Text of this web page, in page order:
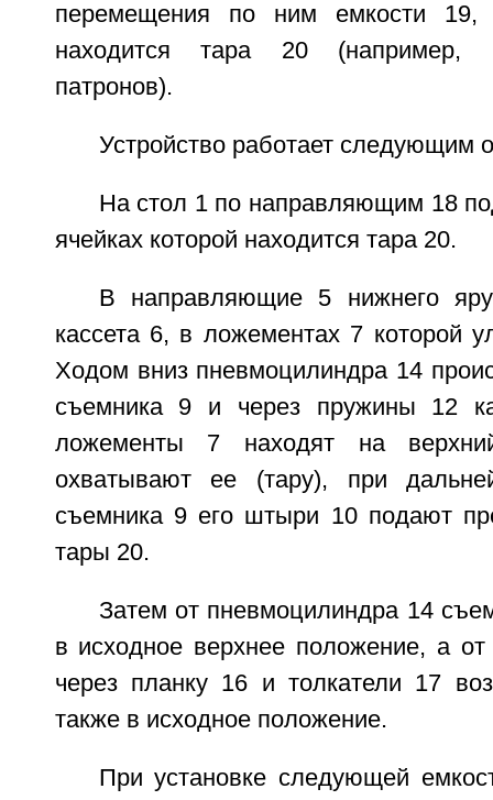
перемещения по ним емкости 19,
находится тара 20 (например,
патронов).
Устройство работает следующим
На стол 1 по направляющим 18
ячейках которой находится тара 20.
В направляющие 5 нижнего
кассета 6, в ложементах 7 которой
Ходом вниз пневмоцилиндра 14
съемника 9 и через пружины 12
ложементы 7 находят на
охватывают ее (тару), при
съемника 9 его штыри 10 подают
тары 20.
Затем от пневмоцилиндра 14
в исходное верхнее положение, а
через планку 16 и толкатели 17
также в исходное положение.
При установке следующей